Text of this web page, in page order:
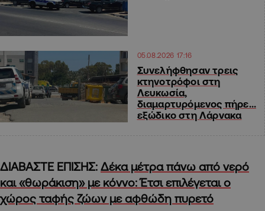
05.08.2026 17:16
Συνελήφθησαν τρεις
κτηνοτρόφοι στη
Λευκωσία,
διαμαρτυρόμενος πήρε…
εξώδικο στη Λάρνακα
ΔΙΑΒΑΣΤΕ ΕΠΙΣΗΣ: Δέκα μέτρα πάνω από νερό
και «θωράκιση» με κόννο: Έτσι επιλέγεται ο
χώρος ταφής ζώων με αφθώδη πυρετό